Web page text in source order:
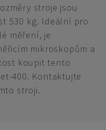
stroje jsou
530 kg. Ideální pro
měření, je
mikroskopům a
koupit tento
400. Kontaktujte
stroji.